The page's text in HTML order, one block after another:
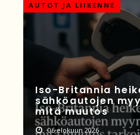
AUTOT JA LIIKENNE
Iso-Britannia
sähköautojen
mitä muutos
06 elokuun 2026